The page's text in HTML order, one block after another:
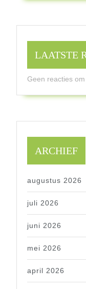
LAATSTE
Geen reacties
ARCHIEF
augustus 2026
juli 2026
juni 2026
mei 2026
april 2026